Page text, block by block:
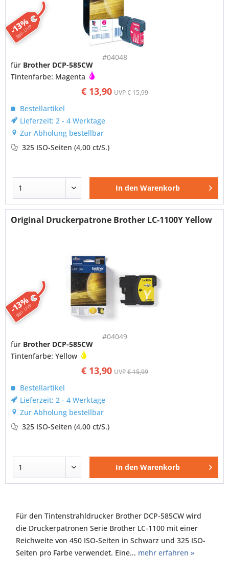
-13%
ggü. UVP
#04048
€ 13,90 UVP€ 15,99
für Brother DCP-585CW
Tintenfarbe: Magenta
Bestellartikel
Lieferzeit: 2 - 4 Werktage
Zur Abholung bestellbar
325 ISO-Seiten(4,00 ct/S.)
In den Warenkorb
-13%
ggü. UVP
Original Druckerpatrone Brother LC-1100Y Yellow
#04049
€ 13,90 UVP€ 15,99
für Brother DCP-585CW
Tintenfarbe: Yellow
Bestellartikel
Lieferzeit: 2 - 4 Werktage
Zur Abholung bestellbar
325 ISO-Seiten(4,00 ct/S.)
In den Warenkorb
Für den Tintenstrahldrucker Brother DCP-585CW wird
die Druckerpatronen Serie Brother LC-1100 mit einer
Reichweite von 450 ISO-Seiten in Schwarz und 325 ISO-
Seiten pro Farbe verwendet. Eine... mehr erfahren »